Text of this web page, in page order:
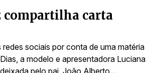
compartilha carta
sociais por conta de uma matéria
a modelo e apresentadora Luciana
pelo pai, João Alberto…